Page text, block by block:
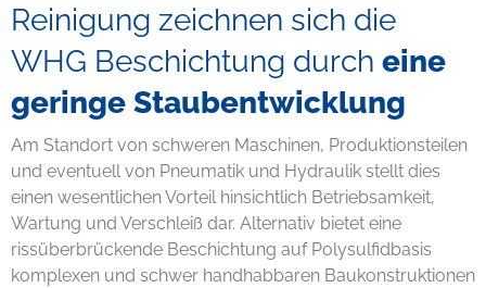
Reinigung zeichnen sich die
WHG Beschichtung durch eine
geringe Staubentwicklung
Am Standort von schweren Maschinen, Produktionsteilen
und eventuell von Pneumatik und Hydraulik stellt dies
einen wesentlichen Vorteil hinsichtlich Betriebsamkeit,
Wartung und Verschleiß dar. Alternativ bietet eine
rissüberbrückende Beschichtung auf Polysulfidbasis
komplexen und schwer handhabbaren Baukonstruktionen